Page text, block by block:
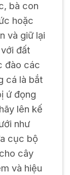
bà con
hoặc
và giữ lại
đất
đào các
cá là bắt
ứ đọng
lên kế
như
cục bộ
cây
và hiệu